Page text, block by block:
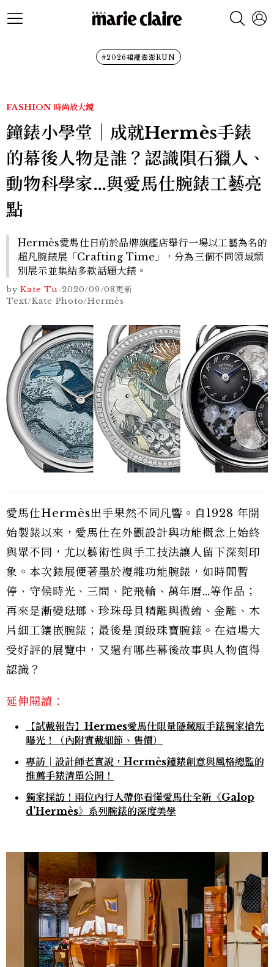
#2026裙襬澎澎RUN
FASHION 時尚放大鏡
鐘錶小學堂│成就Hermès手錶
的幕後人物是誰？認識隕石獵人、
動物科學家…與愛馬仕腕錶工藝亮
點
Hermès愛馬仕日前於品牌旗艦店舉行一場以工藝為名的
超凡腕錶展「Crafting Time」，分為三個不同領域類
別展示並集結多款話題大錶。
by Kate Tu-2020/09/08更新
Text/Kate Photo/Hermès
愛馬仕Hermès出手果然不同凡響。自1928 年開
始製錶以來，愛馬仕在外觀設計與功能概念上始終
與眾不同，尤以藝術性與手工技法讓人留下深刻印
象。本次錶展便著墨於複雜功能腕錶，如時間暫
停、守候時光、三問、陀飛輪、萬年曆…等作品；
再來是漸變琺瑯、珍珠母貝精雕與微繪、金雕、木
片細工鑲嵌腕錶；最後是頂級珠寶腕錶。在這場大
受好評的展覽中，又還有哪些幕後故事與人物值得
認識？
延伸閱讀：
【試戴報告】Hermes愛馬仕限量隱藏版手錶獨家搶先
曝光！（內附實戴細節、售價）
專訪│設計師老實說，Hermès鐘錶創意與風格總監的
推薦手錶清單公開！
獨家採訪！兩位內行人帶你看懂愛馬仕全新《Galop
d’Hermès》系列腕錶的深度美學